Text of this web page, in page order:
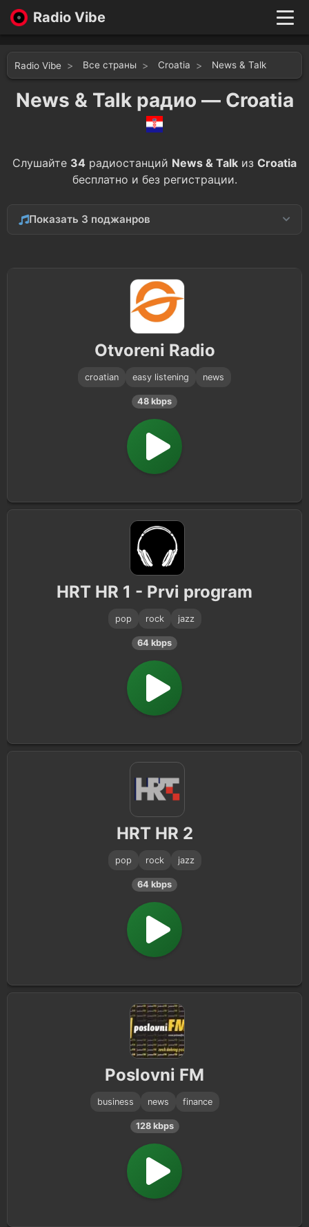
Radio Vibe
New
Genres
Likes
Top 100
Radio Vibe Все страны Croatia News & Talk
News & Talk радио — Croatia
Слушайте 34 радиостанций News & Talk из Croatia
бесплатно и без регистрации.
Показать 3 поджанров
Otvoreni Radio
croatian easy listening news
48 kbps
HRT HR 1 - Prvi program
pop rock jazz
64 kbps
HRT HR 2
pop rock jazz
64 kbps
Poslovni FM
business news finance
128 kbps